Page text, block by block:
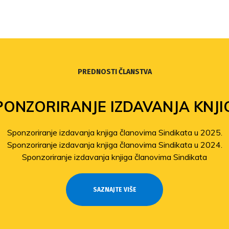
PREDNOSTI ČLANSTVA
IZDAVANJA
Sponzoriranje izdavanja knjiga članovima Sindikata u 2025.
Sponzoriranje izdavanja knjiga članovima Sindikata u 2024.
Sponzoriranje izdavanja knjiga članovima Sindikata
SAZNAJTE VIŠE